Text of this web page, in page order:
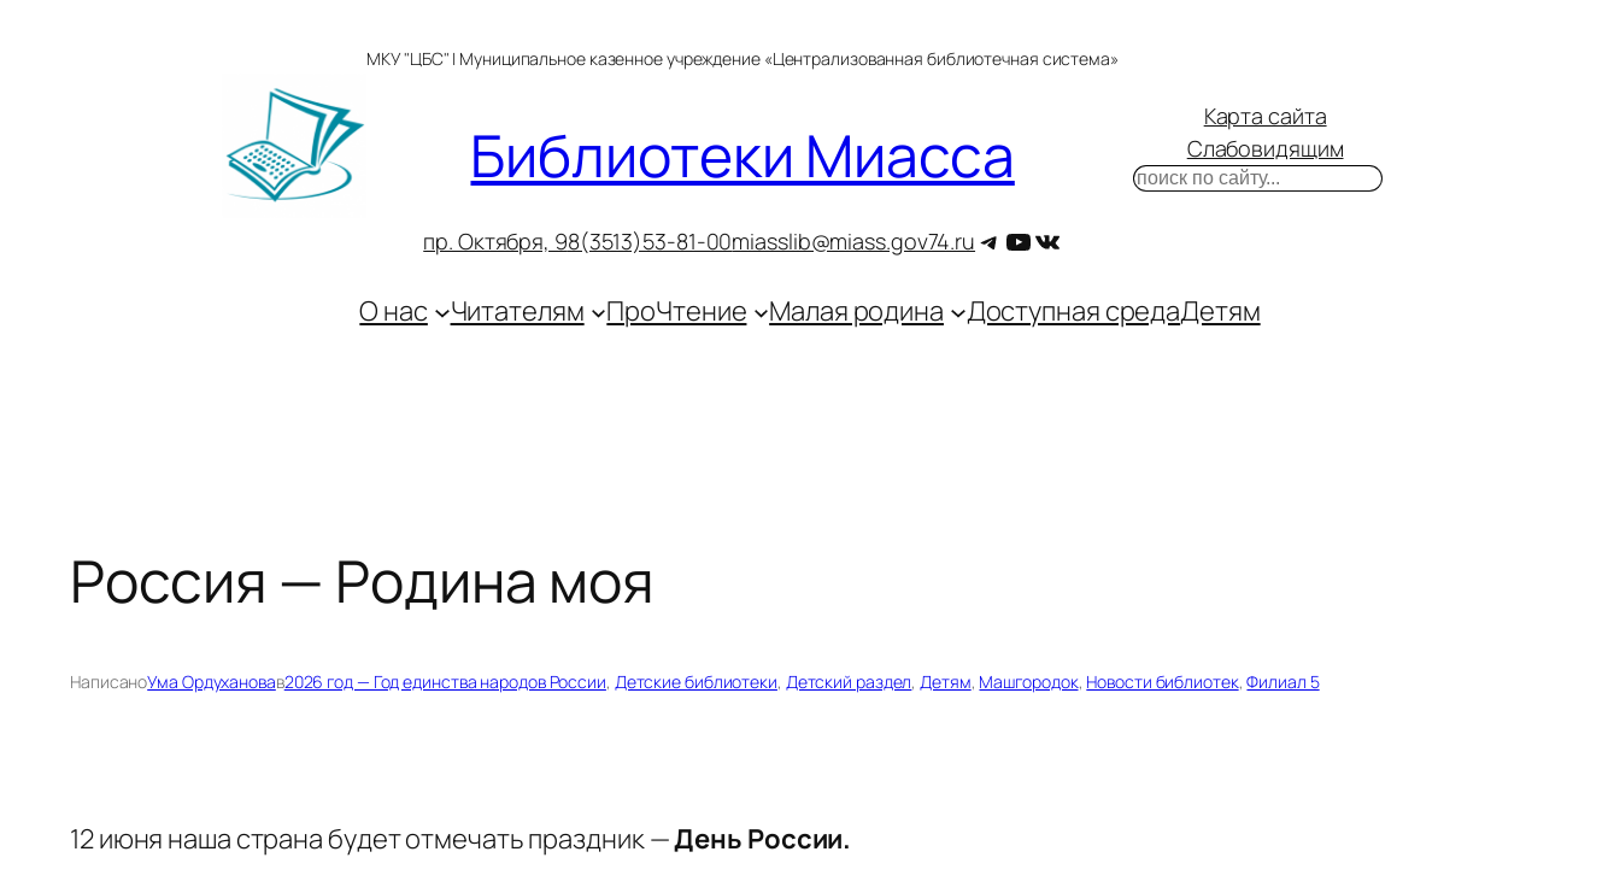
МКУ "ЦБС" | Муниципальное казенное учреждение «Централизованная библиотечная система»
Библиотеки Миасса
пр. Октября, 98(3513)53-81-00miasslib@miass.gov74.ru Telegram
YouTube
ВКонтакте
Карта сайта
Слабовидящим
Поиск
О нас Читателям ПроЧтение Малая родина Доступная средаДетям
Россия — Родина моя
НаписаноУма Ордухановав2026 год — Год единства народов России, Детские библиотеки, Детский раздел, Детям, Машгородок, Новости библиотек, Филиал 5
12 июня наша страна будет отмечать праздник —День России.